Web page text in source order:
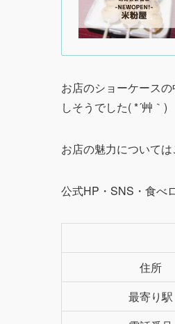
「米粉屋」さんは、
場所は昭島駅南口の
以前の記事にも記載
の、食べたくて仕方
さらなる「米粉屋」
あわせて読みたい